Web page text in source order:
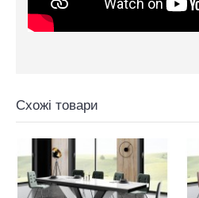
Схожі товари